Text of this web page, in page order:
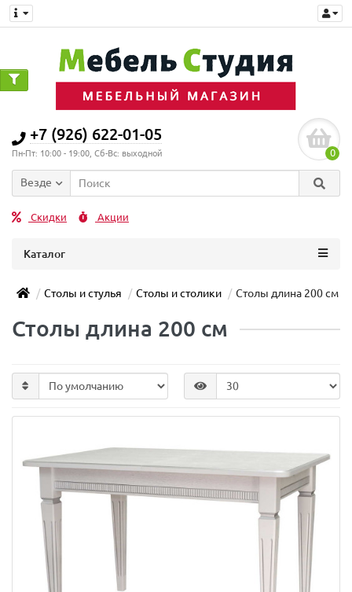
+7 (926) 622-01-05
Пн-Пт: 10:00 - 19:00, Сб-Вс: выходной 0
Везде
Скидки Акции
Каталог
Столы и стулья Столы и столики Столы длина 200 см
Столы длина 200 см